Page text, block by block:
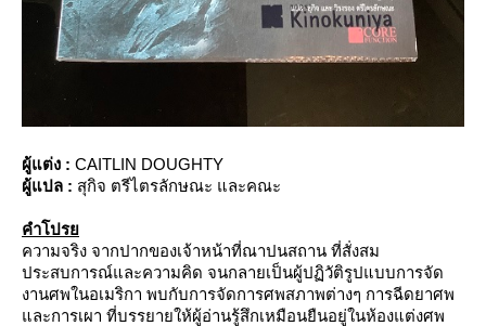
ผู้แต่ง : CAITLIN DOUGHTY
ผู้แปล : สุกิจ ตรีไตรลักษณะ และคณะ
คำโปร
ความจริง จากปากของเจ้าหน้าที่ณาปนสถาน ที่สั่งสม
ประสบการณ์และความคิด จนกลายเป็นผู้ปฏิวัติรูปแบบการจัด
งานศพในอเมริกา พบกับการจัดการศพสภาพต่างๆ การฉีดยาศพ
ละการเผา ที่บรรยายให้ผู้อ่านรู้สึกเหมือนยืนอยู่ในห้องแต่งศพ